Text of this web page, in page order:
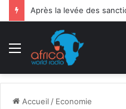
Menu
Accueil / Economie